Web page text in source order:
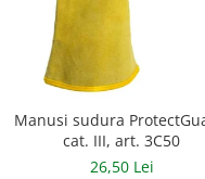
Manusi sudura
cat. III, art. 3C50
26,50 Lei